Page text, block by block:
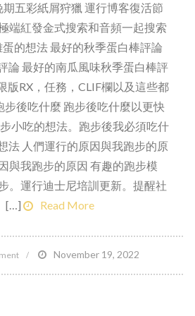
五彩紙屑狩獵 運行博客復活節
端紅發金式搜索和音頻一起搜索
的想法 最好的秋季蛋白棒評論
論 最好的南瓜風味秋季蛋白棒評
版RX，任務，CLIF欄以及這些都
步後吃什麼 跑步後吃什麼以更快
小吃的想法。跑步後我必須吃什
法 人們運行的原因與我跑步的原
與我跑步的原因 有趣的跑步模
。運行迪士尼培訓更新。提醒社
[…]
Read More
on
雞
November 19, 2022